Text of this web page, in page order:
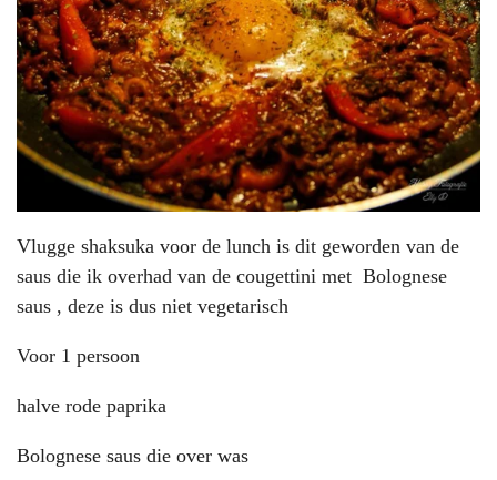
Vlugge shaksuka voor de lunch is dit geworden van de
saus die ik overhad van de cougettini met Bolognese
saus , deze is dus niet vegetarisch
Voor 1 persoon
halve rode paprika
Bolognese saus die over was